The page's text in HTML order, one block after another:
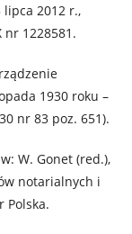
lipca 2012 r.,
nr 1228581.
1930 roku –
nr 83 poz. 651).
W. Gonet (red.),
notarialnych i
Polska.